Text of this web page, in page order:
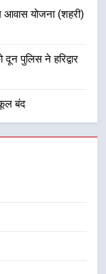
की चेतावनी के बीच
आवास योजना (शहरी)
पुलिस ने हरिद्वार
बंद